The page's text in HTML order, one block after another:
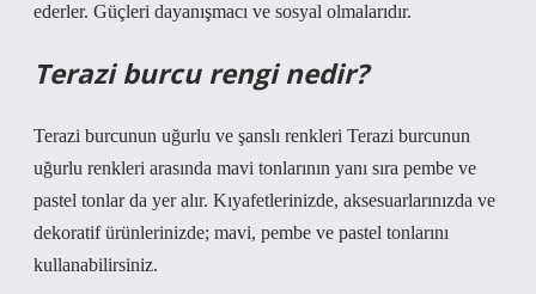
ederler. Güçleri dayanışmacı ve sosyal olmalarıdır.
Terazi burcu rengi nedir?
Terazi burcunun uğurlu ve şanslı renkleri Terazi burcunun
uğurlu renkleri arasında mavi tonlarının yanı sıra pembe ve
pastel tonlar da yer alır. Kıyafetlerinizde, aksesuarlarınızda ve
dekoratif ürünlerinizde; mavi, pembe ve pastel tonlarını
kullanabilirsiniz.